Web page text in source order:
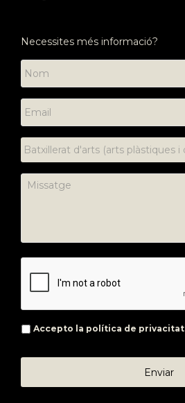
Necessites més informació?
Accepto la política de privacitat